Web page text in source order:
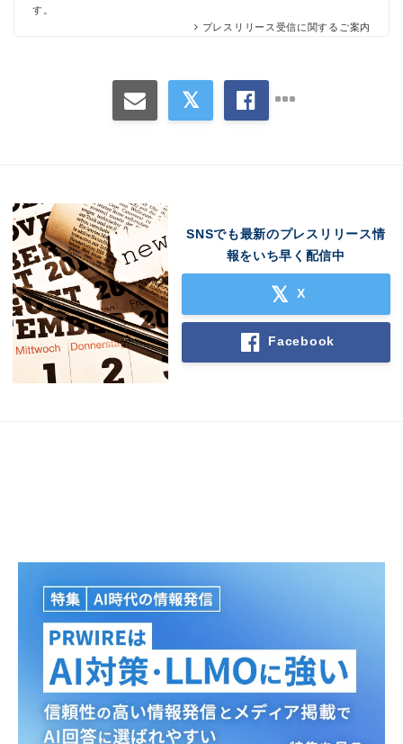
す。
プレスリリース受信に関するご案内
SNSでも最新のプレスリリース情
報をいち早く配信中
X
Facebook